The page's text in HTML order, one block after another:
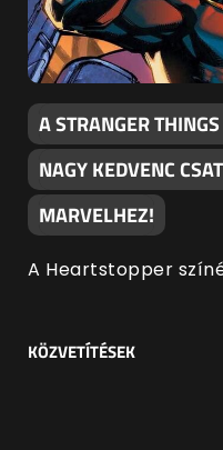
A STRANGER
NAGY KEDVENC
MARVELHEZ!
A Heartstopper
KÖZVETÍTÉSEK